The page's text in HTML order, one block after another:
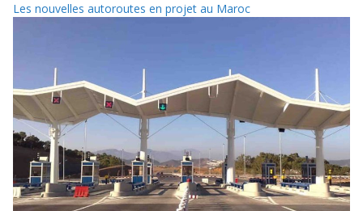
Les nouvelles autoroutes en projet au Maroc